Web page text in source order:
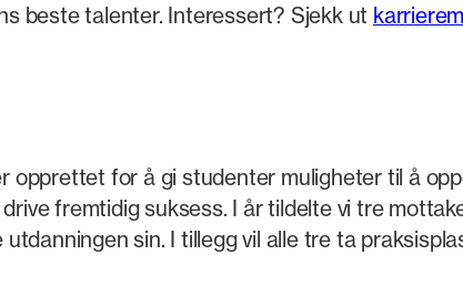
beste talenter. Interessert? Sjekk ut
opprettet for å gi studenter muligheter til å
fremtidig suksess. I år tildelte vi tre
sin. I tillegg vil alle tre ta